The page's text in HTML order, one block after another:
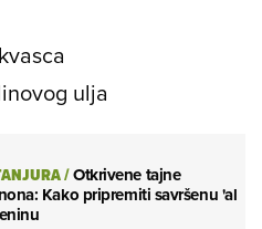
ulja
/Otkrivene tajne
Kako pripremiti savršenu 'al